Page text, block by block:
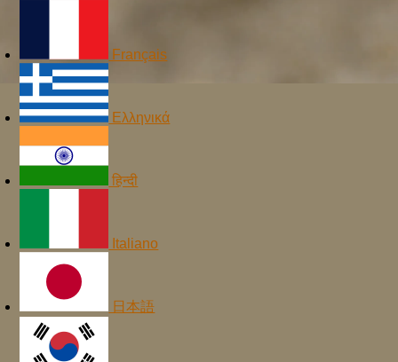
Français
Ελληνικά
हिन्दी
Italiano
日本語